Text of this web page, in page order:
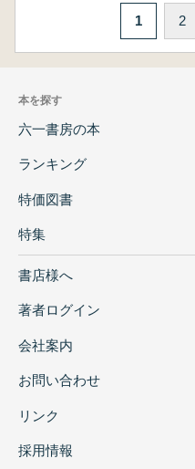
1 2
本を探す
六一書房の本
ランキング
特価図書
特集
書店様へ
著者ログイン
会社案内
お問い合わせ
リンク
採用情報